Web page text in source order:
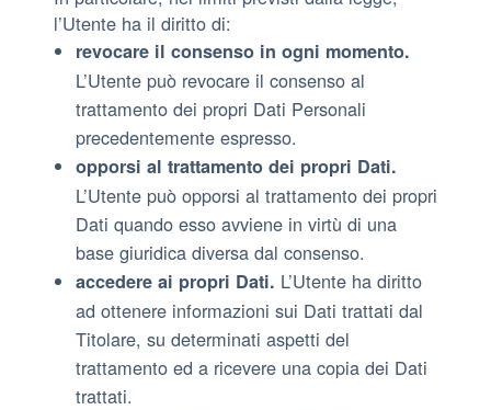
l’Utente ha il diritto di:
revocare il consenso in ogni momento.
L’Utente può revocare il consenso al
trattamento dei propri Dati Personali
precedentemente espresso.
opporsi al trattamento dei propri Dati.
L’Utente può opporsi al trattamento dei propri
Dati quando esso avviene in virtù di una
base giuridica diversa dal consenso.
accedere ai propri Dati. L’Utente ha diritto
ad ottenere informazioni sui Dati trattati dal
Titolare, su determinati aspetti del
trattamento ed a ricevere una copia dei Dati
trattati.